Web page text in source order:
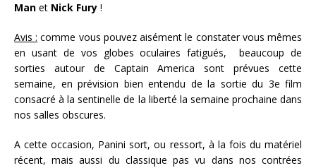
Man et Nick Fury !
Avis : comme vous pouvez aisément le constater vous mêmes
en usant de vos globes oculaires fatigués, beaucoup de
sorties autour de Captain America sont prévues cette
semaine, en prévision bien entendu de la sortie du 3e film
consacré à la sentinelle de la liberté la semaine prochaine dans
nos salles obscures.
A cette occasion, Panini sort, ou ressort, à la fois du matériel
récent, mais aussi du classique pas vu dans nos contrées